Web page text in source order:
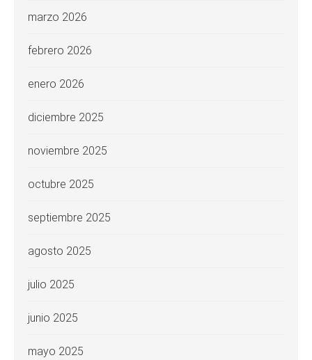
marzo 2026
febrero 2026
enero 2026
diciembre 2025
noviembre 2025
octubre 2025
septiembre 2025
agosto 2025
julio 2025
junio 2025
mayo 2025